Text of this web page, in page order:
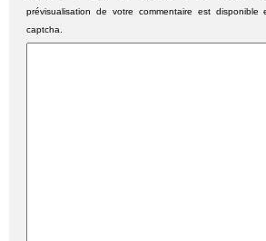
prévisualisation de votre commentaire est
captcha.